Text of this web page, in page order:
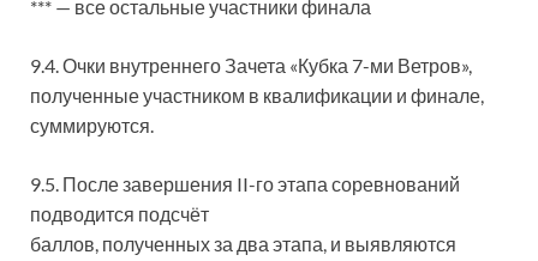
*** — все остальные участники финала
9.4. Очки внутреннего Зачета «Кубка 7-ми Ветров»,
полученные участником в квалификации и финале,
суммируются.
9.5. После завершения II-го этапа соревнований
подводится подсчёт
баллов, полученных за два этапа, и выявляются